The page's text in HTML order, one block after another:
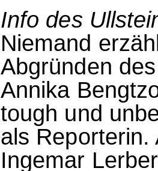
Info des
Niemand
Abgründen
Annika
tough und
als Reporterin.
Ingemar